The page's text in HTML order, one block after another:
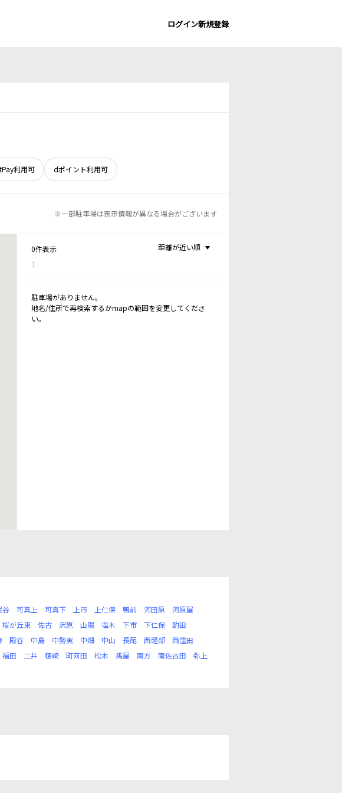
ログイン新規登録
利用可 dポイント利用可
※一部駐車場は表示情報が異なる場合がございます
0件表示
1
距離が近い順
駐車場がありません。
地名/住所で再検索するかmapの範囲を変更してくださ
い。
谷 可真上 可真下 上市 上仁保 鴨前 河田原
河原屋
桜が丘東 佐古 沢原 山陽 塩木 下市 下仁保
酌田
殿谷 中島 中勢実 中畑 中山 長尾 西軽部
西窪田
福田 二井 穂崎 町苅田 松木 馬屋 南方 南佐古田
弥上